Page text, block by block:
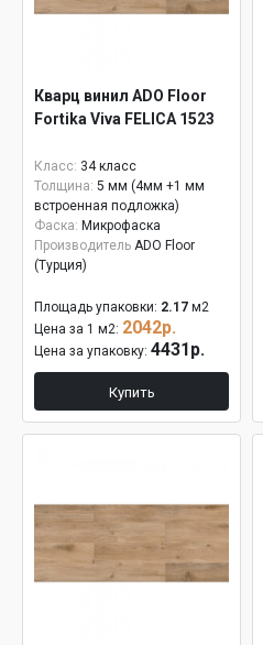
Кварц винил ADO Floor
Fortika Viva FELICA 1523
Класс: 34 класс
Толщина: 5 мм (4мм +1 мм
встроенная подложка)
Фаска: Микрофаска
Производитель ADO Floor
(Турция)
Площадь упаковки: 2.17 м2
Цена за 1 м2: 2042р.
Цена за упаковку: 4431р.
Купить